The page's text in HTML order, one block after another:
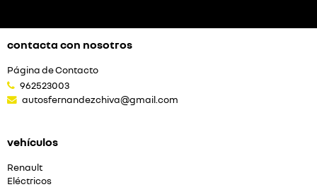
contacta con nosotros
Página de Contacto
962523003
autosfernandezchiva@gmail.com
vehículos
Renault
Eléctricos